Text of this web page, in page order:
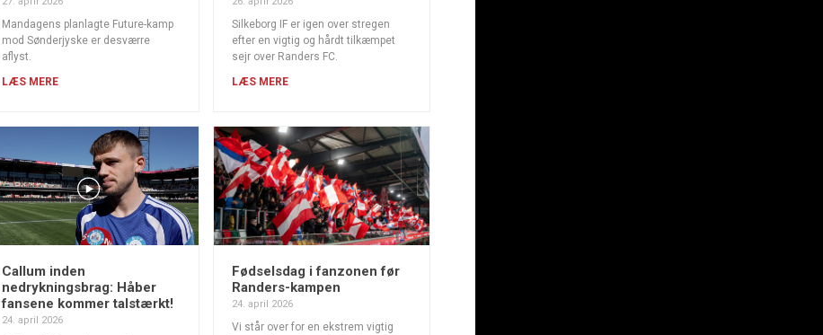
Mandagens planlagte Future-kamp
mod Sønderjyske er desværre
aflyst.
LÆS MERE
Silkeborg IF er igen over stregen
efter en vigtig og hårdt tilkæmpet
sejr over Randers FC.
LÆS MERE
Callum inden
nedrykningsbrag: Håber
fansene kommer talstærkt!
24. april 2026
Fødselsdag i fanzonen før
Randers-kampen
24. april 2026
Vi står over for en ekstrem vigtig